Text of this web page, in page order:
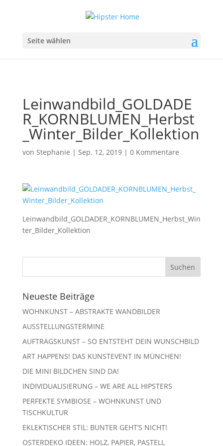
Seite wählen
Leinwandbild_GOLDADE
R_KORNBLUMEN_Herbst
_Winter_Bilder_Kollektion
von Stephanie | Sep. 12, 2019| 0 Kommentare
Leinwandbild_GOLDADER_KORNBLUMEN_Herbst_Win
ter_Bilder_Kollektion
Neueste Beiträge
WOHNKUNST – ABSTRAKTE WANDBILDER
AUSSTELLUNGSTERMINE
AUFTRAGSKUNST – SO ENTSTEHT DEIN WUNSCHBILD
ART HAPPENS! DAS KUNSTEVENT IN MÜNCHEN!
DIE MINI BILDCHEN SIND DA!
INDIVIDUALISIERUNG – WE ARE ALL HIPSTERS
PERFEKTE SYMBIOSE – WOHNKUNST UND
TISCHKULTUR
EKLEKTISCHER STIL: BUNTER GEHT’S NICHT!
OSTERDEKO IDEEN: HOLZ, PAPIER, PASTELL